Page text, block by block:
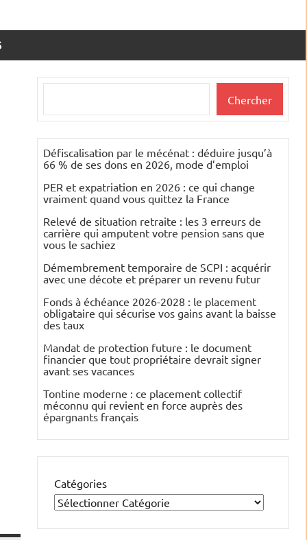
Chercher
Défiscalisation par le mécénat : déduire jusqu’à
66 % de ses dons en 2026, mode d’emploi
PER et expatriation en 2026 : ce qui change
vraiment quand vous quittez la France
Relevé de situation retraite : les 3 erreurs de
carrière qui amputent votre pension sans que
vous le sachiez
Démembrement temporaire de SCPI : acquérir
avec une décote et préparer un revenu futur
Fonds à échéance 2026-2028 : le placement
obligataire qui sécurise vos gains avant la baisse
des taux
Mandat de protection future : le document
financier que tout propriétaire devrait signer
avant ses vacances
Tontine moderne : ce placement collectif
méconnu qui revient en force auprès des
épargnants français
Catégories